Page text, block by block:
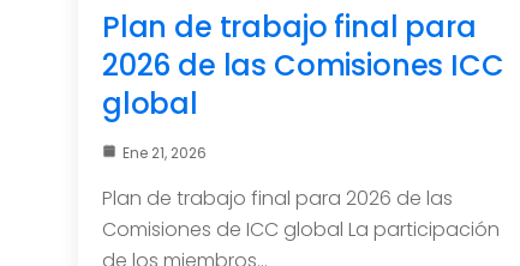
Plan de trabajo final para
2026 de las Comisiones ICC
global
Ene 21, 2026
Plan de trabajo final para 2026 de las
Comisiones de ICC global La participación